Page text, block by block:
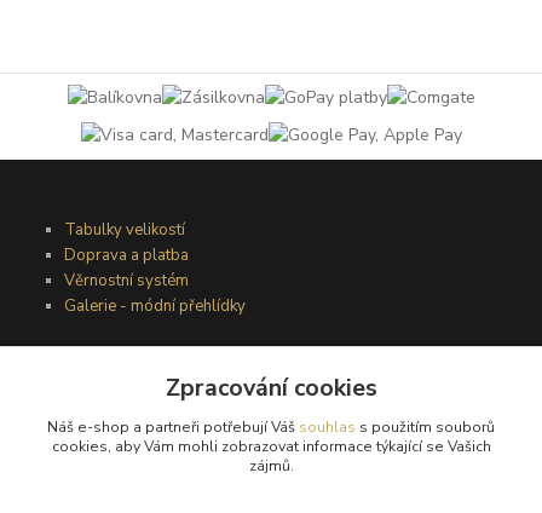
Tabulky velikostí
Doprava a platba
Věrnostní systém
Galerie - módní přehlídky
Podmínky užití webového rozhraní
Obchodní podmínky
Ochrana osobních údajů
Zpracování cookies
Náš e-shop a partneři potřebují Váš souhlas s použitím souborů
cookies, aby Vám mohli zobrazovat informace týkající se Vašich
zájmů.